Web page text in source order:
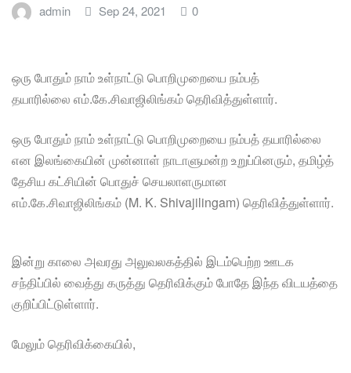
admin Sep 24, 2021 0
ஒரு போதும் நாம் உள்நாட்டு பொறிமுறையை நம்பத்
தயாரில்லை எம்.கே.சிவாஜிலிங்கம் தெரிவித்துள்ளார்.
ஒரு போதும் நாம் உள்நாட்டு பொறிமுறையை நம்பத் தயாரில்லை
என இலங்கையின் முன்னாள் நாடாளுமன்ற உறுப்பினரும், தமிழ்த்
தேசிய கட்சியின் பொதுச் செயலாளருமான
எம்.கே.சிவாஜிலிங்கம் (M. K. Shivajilingam) தெரிவித்துள்ளார்.
இன்று காலை அவரது அலுவலகத்தில் இடம்பெற்ற ஊடக
சந்திப்பில் வைத்து கருத்து தெரிவிக்கும் போதே இந்த விடயத்தை
குறிப்பிட்டுள்ளார்.
மேலும் தெரிவிக்கையில்,